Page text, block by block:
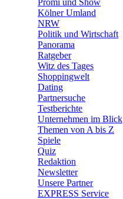
Kölner Umland
NRW
Politik und Wirtschaft
Panorama
Ratgeber
Witz des Tages
Shoppingwelt
Dating
Partnersuche
Testberichte
Unternehmen im Blick
Themen von A bis Z
Spiele
Quiz
Redaktion
Newsletter
Unsere Partner
EXPRESS Service